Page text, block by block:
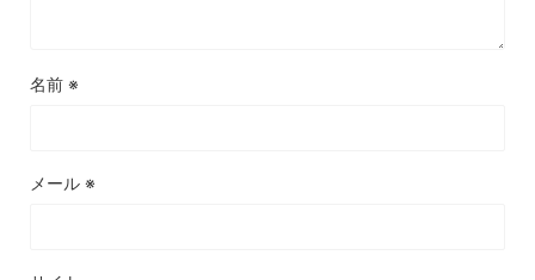
名前 ※
メール ※